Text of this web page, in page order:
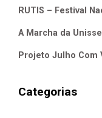
RUTIS – Festival
A Marcha da
Projeto Julho Com
Categorias